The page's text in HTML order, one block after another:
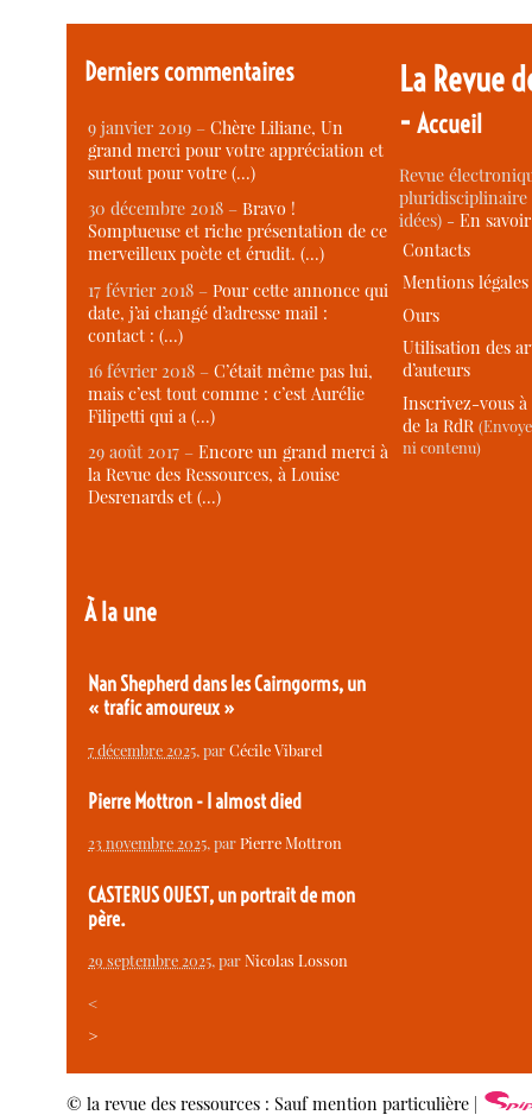
Derniers commentaires
9 janvier 2019 –Chère Liliane, Un
grand merci pour votre appréciation et
surtout pour votre (…)
30 décembre 2018 –Bravo !
Somptueuse et riche présentation de ce
merveilleux poète et érudit. (…)
17 février 2018 –Pour cette annonce qui
date, j’ai changé d’adresse mail :
contact : (…)
16 février 2018 –C’était même pas lui,
mais c’est tout comme : c’est Aurélie
Filipetti qui a (…)
29 août 2017 –Encore un grand merci à
la Revue des Ressources, à Louise
Desrenards et (…)
À la une
Nan Shepherd dans les Cairngorms, un
« trafic amoureux »
7 décembre 2025, parCécile Vibarel
Pierre Mottron - I almost died
23 novembre 2025, parPierre Mottron
CASTERUS OUEST, un portrait de mon
père.
29 septembre 2025, parNicolas Losson
<
>
La Revue
-Accueil
Revue
idées) -En
Contacts
Mentions légales
Ours
Utilisation des
d’auteurs
Inscrivez-vous
de la RdR
ni contenu)
© la revue des ressources : Sauf mention particulière |